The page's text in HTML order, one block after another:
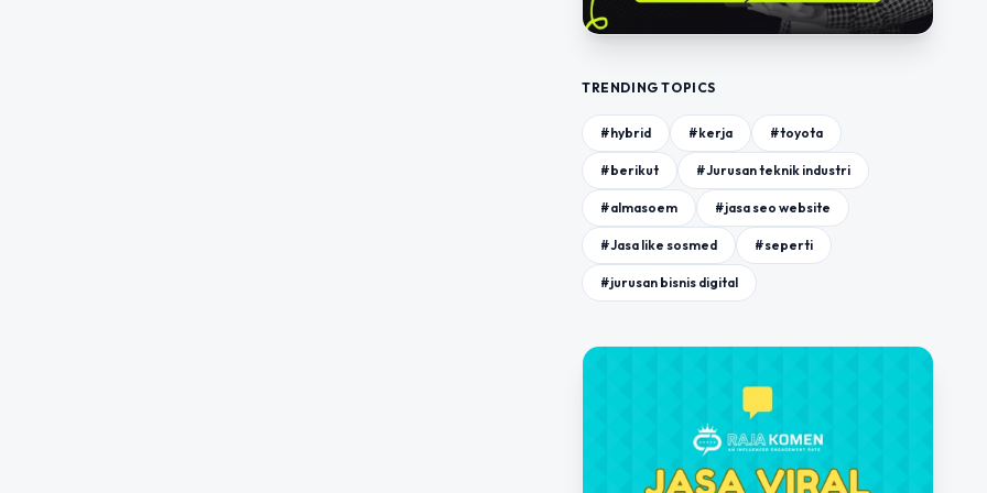
TRENDING TOPICS
#hybrid #kerja #toyota
#berikut #Jurusan teknik industri
#almasoem #jasa seo website
#Jasa like sosmed #seperti
#jurusan bisnis digital